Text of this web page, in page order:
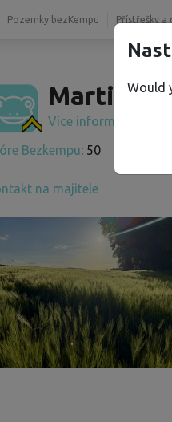
Pozemky bezKempu Přístřešky a
Martin B.
Více informací
Bezkempu: 50
na majitele
Would